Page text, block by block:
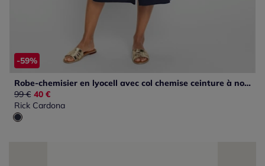
-59%
Robe-chemisier en lyocell avec col chemise ceinture à nouer
Ancien prix :
99 € Nouveau prix :
40 €
Rick Cardona